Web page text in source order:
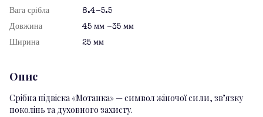
Вага срібла
8.4-5.5
Довжина
45 мм -35 мм
Ширина
25 мм
Опис
Срібна підвіска «Мотанка» — символ жіночої сили, зв’язку
поколінь та духовного захисту.